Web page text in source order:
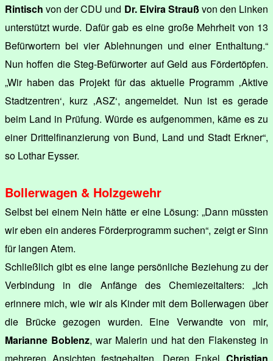
Rintisch von der CDU und Dr. Elvira Straußvon den Linken
unterstützt wurde. Dafür gab es eine große Mehrheit von 13
Befürwortern bei vier Ablehnungen und einer Enthaltung.“
Nun hoffen die Steg-Befürworter auf Geld aus Fördertöpfen.
„Wir haben das Projekt für das aktuelle Programm ‚Aktive
Stadtzentren‘, kurz ‚ASZ‘, angemeldet. Nun ist es gerade
beim Land in Prüfung. Würde es aufgenommen, käme es zu
einer Drittelfinanzierung von Bund, Land und Stadt Erkner“,
so Lothar Eysser.
Bollerwagen & Holzgewehr
Selbst bei einem Nein hätte er eine Lösung: „Dann müssten
wir eben ein anderes Förderprogramm suchen“, zeigt er Sinn
für langen Atem.
Schließlich gibt es eine lange persönliche Beziehung zu der
Verbindung in die Anfänge des Chemiezeitalters: „Ich
erinnere mich, wie wir als Kinder mit dem Bollerwagen über
die Brücke gezogen wurden. Eine Verwandte von mir,
Marianne Boblenz, war Malerin und hat den Flakensteg in